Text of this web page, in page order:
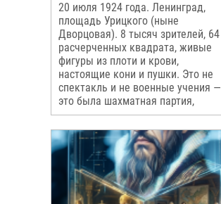
20 июля 1924 года. Ленинград,
площадь Урицкого (ныне
Дворцовая). 8 тысяч зрителей, 64
расчерченных квадрата, живые
фигуры из плоти и крови,
настоящие кони и пушки. Это не
спектакль и не военные учения —
это была шахматная партия,